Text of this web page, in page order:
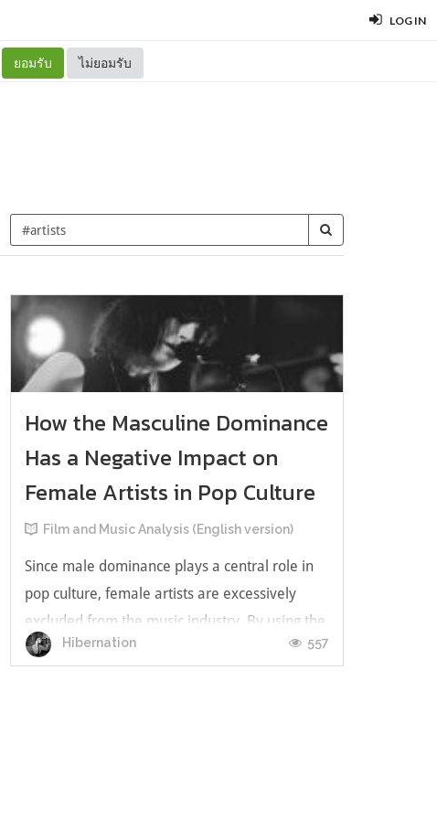
LOG IN
ยอมรับ ไม่ยอมรับ
How the Masculine Dominance
Has a Negative Impact on
Female Artists in Pop Culture
Film and Music Analysis (English version)
Since male dominance plays a central role in
pop culture, female artists are excessively
excluded from the music industry. By using the
stereotypical image of teenage girls, women
Hibernation 557